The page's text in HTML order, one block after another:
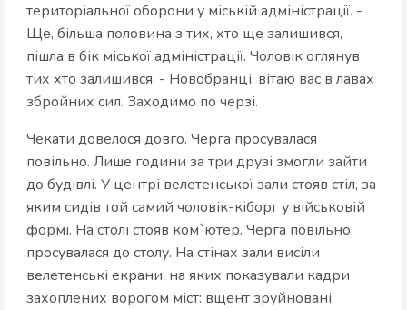
територіальної оборони у міській адміністрації. -
Ще, більша половина з тих, хто ще залишився,
пішла в бік міської адміністрації. Чоловік оглянув
тих хто залишився. - Новобранці, вітаю вас в лавах
збройних сил. Заходимо по черзі.
Чекати довелося довго. Черга просувалася
повільно. Лише години за три друзі змогли зайти
до будівлі. У центрі велетенської зали стояв стіл, за
яким сидів той самий чоловік-кіборг у військовій
формі. На столі стояв ком`ютер. Черга повільно
просувалася до столу. На стінах зали висіли
велетенські екрани, на яких показували кадри
захоплених ворогом міст: вщент зруйновані